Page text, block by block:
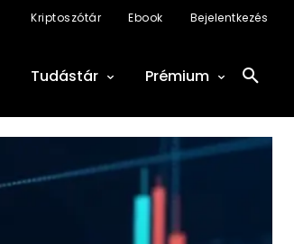
Kriptoszótár Ebook Bejelentkezés
Tudástár Prémium